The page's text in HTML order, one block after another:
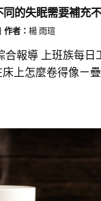
的失眠需要補充
作者： 楊 雨瑄
合報導 上班族每日
上怎麼卷得像ㄧ